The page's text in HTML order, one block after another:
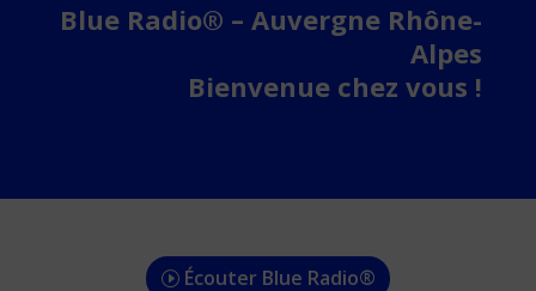
Blue Radio® – Auvergne Rhône-
Alpes
Bienvenue chez vous !
Écouter Blue Radio®